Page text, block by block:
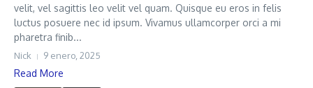
velit, vel sagittis leo velit vel quam. Quisque eu eros in felis
luctus posuere nec id ipsum. Vivamus ullamcorper orci a mi
pharetra finib...
Nick 9 enero, 2025
Read More